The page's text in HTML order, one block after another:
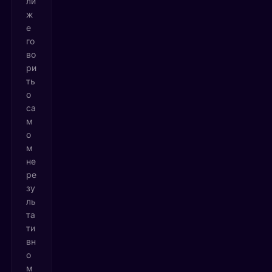
ж
е
го
во
ри
ть
о
са
м
о
м
не
ре
зу
ль
та
ти
вн
о
м